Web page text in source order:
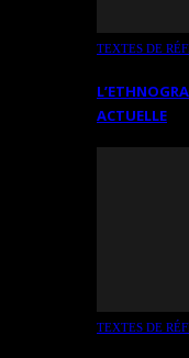
TEXTES DE
ACTUELLE
TEXTES DE